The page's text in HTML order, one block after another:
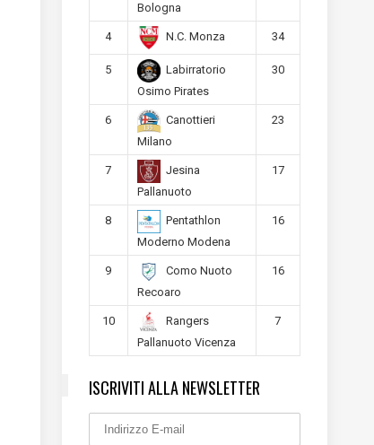
Bologna
4 N.C. Monza 34
5
Labirratorio
Osimo Pirates
30
6
Canottieri
Milano
23
7
Jesina
Pallanuoto
17
8
Pentathlon
Moderno Modena
16
9
Como Nuoto
Recoaro
16
10
Rangers
Pallanuoto Vicenza
7
ISCRIVITI ALLA NEWSLETTER